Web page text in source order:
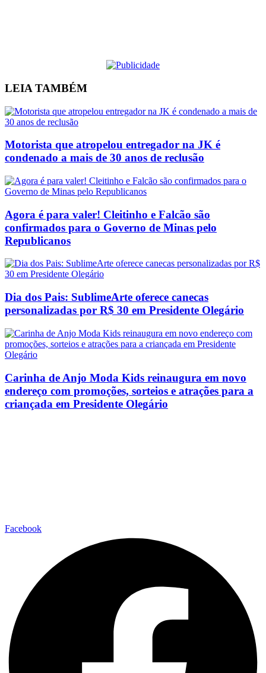
LEIA TAMBÉM
Motorista que atropelou entregador na JK é
condenado a mais de 30 anos de reclusão
Agora é para valer! Cleitinho e Falcão são
confirmados para o Governo de Minas pelo
Republicanos
Dia dos Pais: SublimeArte oferece canecas
personalizadas por R$ 30 em Presidente Olegário
Carinha de Anjo Moda Kids reinaugura em novo
endereço com promoções, sorteios e atrações para a
criançada em Presidente Olegário
Facebook